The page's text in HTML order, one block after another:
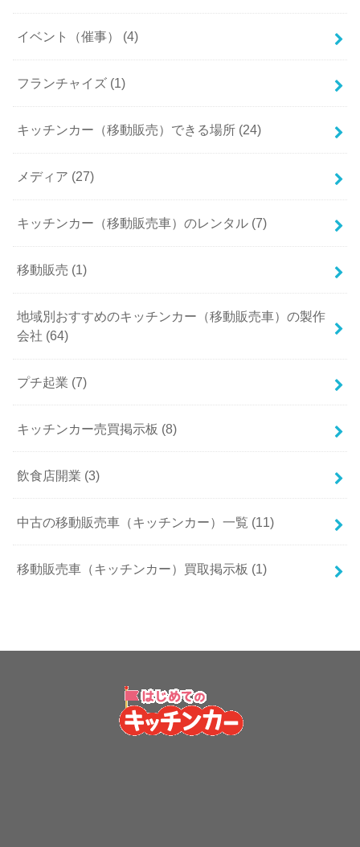
イベント（催事） (4)
フランチャイズ (1)
キッチンカー（移動販売）できる場所 (24)
メディア (27)
キッチンカー（移動販売車）のレンタル (7)
移動販売 (1)
地域別おすすめのキッチンカー（移動販売車）の製作
会社 (64)
プチ起業 (7)
キッチンカー売買掲示板 (8)
飲食店開業 (3)
中古の移動販売車（キッチンカー）一覧 (11)
移動販売車（キッチンカー）買取掲示板 (1)